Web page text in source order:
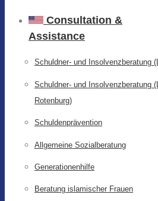
Consultation &
Assistance
Schuldner- und Insolvenzberatung
Schuldner- und Insolvenzberatung
Rotenburg)
Schuldenprävention
Allgemeine Sozialberatung
Generationenhilfe
Beratung islamischer Frauen